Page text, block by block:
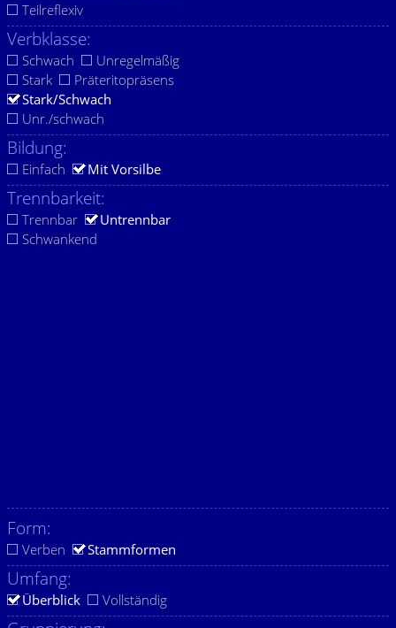
Teilreflexiv
Verbklasse:
Schwach
Unregelmäßig
Stark
Präteritopräsens
Stark/Schwach
Unr./schwach
Bildung:
Einfach Mit Vorsilbe
Trennbarkeit:
Trennbar
Untrennbar
Schwankend
Form:
Verben Stammformen
Umfang:
Überblick Vollständig